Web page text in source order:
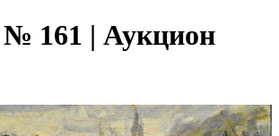
161 | Аукцион